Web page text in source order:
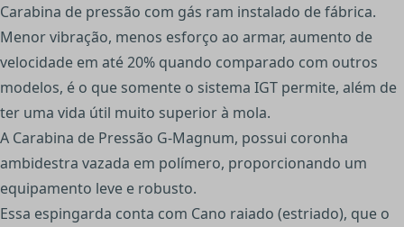
Carabina de pressão com gás ram instalado de fábrica.
Menor vibração, menos esforço ao armar, aumento de
velocidade em até 20% quando comparado com outros
modelos, é o que somente o sistema IGT permite, além de
ter uma vida útil muito superior à mola.
A Carabina de Pressão G-Magnum, possui coronha
ambidestra vazada em polímero, proporcionando um
equipamento leve e robusto.
Essa espingarda conta com Cano raiado (estriado), que o